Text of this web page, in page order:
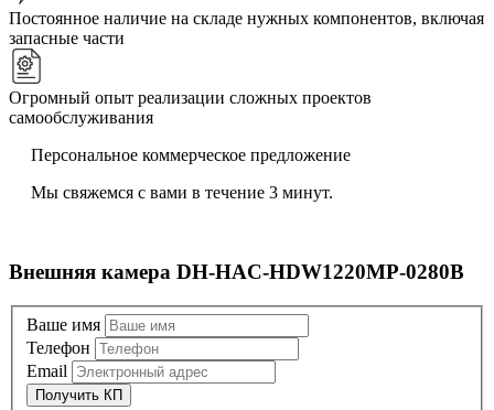
Постоянное наличие на складе нужных компонентов, включая
запасные части
Огромный опыт реализации сложных проектов
самообслуживания
Персональное коммерческое предложение
Мы свяжемся с вами в течение 3 минут.
Внешняя камера DH-HAC-HDW1220MP-0280B
Ваше имя
Телефон
Email